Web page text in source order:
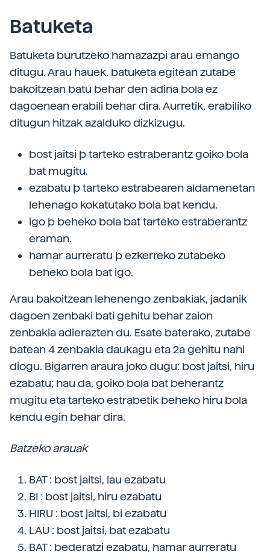
Batuketa
Batuketa burutzeko hamazazpi arau emango
ditugu. Arau hauek, batuketa egitean zutabe
bakoitzean batu behar den adina bola ez
dagoenean erabili behar dira. Aurretik, erabiliko
ditugun hitzak azalduko dizkizugu.
bost jaitsi þ tarteko estraberantz goiko bola
bat mugitu.
ezabatu þ tarteko estrabearen aldamenetan
lehenago kokatutako bola bat kendu.
igo þ beheko bola bat tarteko estraberantz
eraman.
hamar aurreratu þ ezkerreko zutabeko
beheko bola bat igo.
Arau bakoitzean lehenengo zenbakiak, jadanik
dagoen zenbaki bati gehitu behar zaion
zenbakia adierazten du. Esate baterako, zutabe
batean 4 zenbakia daukagu eta 2a gehitu nahi
diogu. Bigarren araura joko dugu: bost jaitsi, hiru
ezabatu; hau da, goiko bola bat beherantz
mugitu eta tarteko estrabetik beheko hiru bola
kendu egin behar dira.
Batzeko arauak
BAT : bost jaitsi, lau ezabatu
BI : bost jaitsi, hiru ezabatu
HIRU : bost jaitsi, bi ezabatu
LAU : bost jaitsi, bat ezabatu
BAT : bederatzi ezabatu, hamar aurreratu